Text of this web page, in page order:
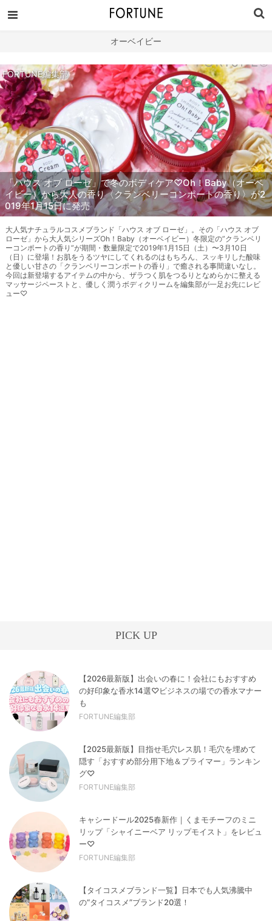
オーベイビー
FORTUNE編集部
「ハウス オブ ローゼ」で冬のボディケア♡Oh！Baby（オーベ
イビー）から大人の香り〈クランベリーコンポートの香り〉が2
019年1月15日に発売
大人気ナチュラルコスメブランド「ハウス オブ ローゼ」。その「ハウス オブ
ローゼ」から大人気シリーズOh！Baby（オーベイビー）冬限定の”クランベリ
ーコンポートの香り”が期間・数量限定で2019年1月15日（土）〜3月10日
（日）に登場！お肌をうるツヤにしてくれるのはもちろん、スッキリした酸味
と優しい甘さの「クランベリーコンポートの香り」で癒される事間違いなし。
今回は新登場するアイテムの中から、ザラつく肌をつるりとなめらかに整える
マッサージペーストと、優しく潤うボディクリームを編集部が一足お先にレビ
ュー♡
PICK UP
【2026最新版】出会いの春に！会社にもおすすめ
の好印象な香水14選♡ビジネスの場での香水マナー
も
FORTUNE編集部
【2025最新版】目指せ毛穴レス肌！毛穴を埋めて
隠す「おすすめ部分用下地＆プライマー」ランキン
グ♡
FORTUNE編集部
キャシードール2025春新作｜くまモチーフのミニ
リップ「シャイニーベア リップモイスト」をレビュ
ー♡
FORTUNE編集部
【タイコスメブランド一覧】日本でも人気沸騰中
の“タイコスメ”ブランド20選！